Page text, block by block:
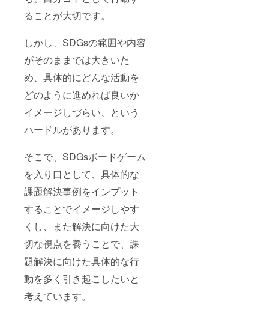
ることが大切です。
しかし、SDGsの範囲や内容
がそのままでは大きいた
め、具体的にどんな活動を
どのように進めれば良いか
イメージしづらい、という
ハードルがあります。
そこで、SDGsボードゲーム
を入り口として、具体的な
課題解決事例をインプット
することでイメージしやす
くし、また解決に向けた大
切な視点を養うことで、課
題解決に向けた具体的な行
動を多く引き起こしたいと
考えています。